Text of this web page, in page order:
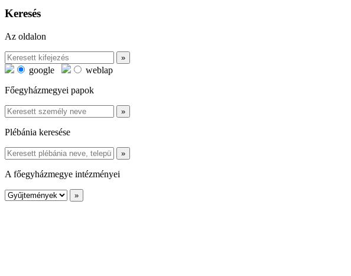
Keresés
Az oldalon
google
weblap
Főegyházmegyei papok
Plébánia keresése
A főegyházmegye intézményei